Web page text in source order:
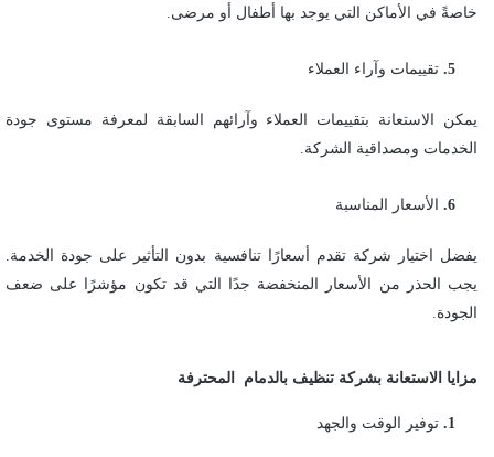
خاصةً في الأماكن التي يوجد بها أطفال أو مرضى.
تقييمات وآراء العملاء
يمكن الاستعانة بتقييمات العملاء وآرائهم السابقة لمعرفة مستوى جودة
الخدمات ومصداقية الشركة.
الأسعار المناسبة
يفضل اختيار شركة تقدم أسعارًا تنافسية بدون التأثير على جودة الخدمة.
يجب الحذر من الأسعار المنخفضة جدًا التي قد تكون مؤشرًا على ضعف
الجودة.
مزايا الاستعانة بشركة تنظيف بالدمام المحترفة
توفير الوقت والجهد